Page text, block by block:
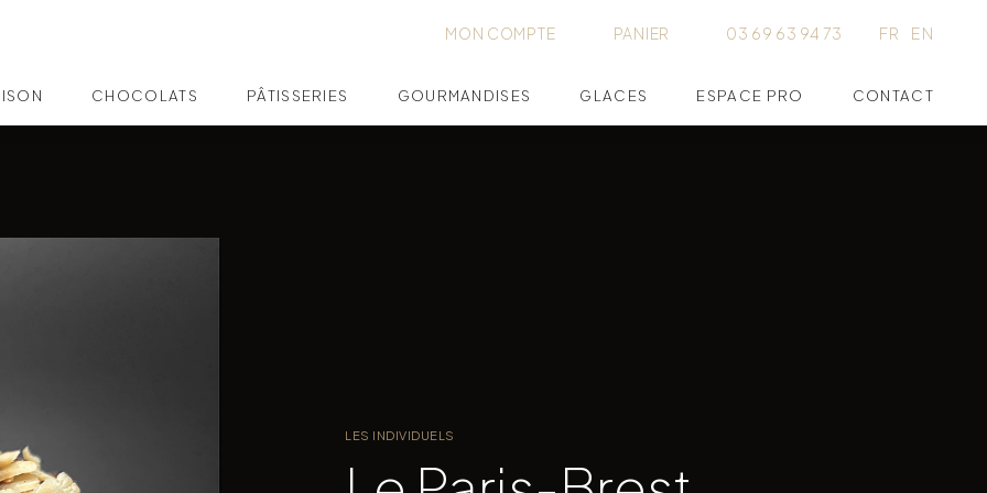
MON COMPTE PANIER 03 69 63 94 73 FR EN
CHOCOLATS PÂTISSERIES GOURMANDISES GLACES ESPACE PRO CONTACT
LES INDIVIDUELS